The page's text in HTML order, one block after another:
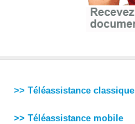
>> Téléassistance classique
>> Téléassistance mobile